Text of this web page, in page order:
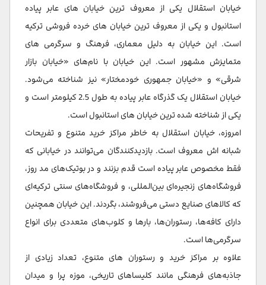
خیابان استقلال یکی از معروف ترین خیابان های عابر پیاده
استانبول و یکی از معروف ترین خیابان های خرده فروشی ترکیه
است. این خیابان به دلیل معماری، فرهنگ و سرگرمی های
متمایزش مشهور است. این خیابان با نام‌های «خیابان بازار
شرقی» و «خیابان جمهوری خودمختار» نیز شناخته می‌شود.
خیابان استقلال یک گذرگاه عابر پیاده به طول 2.5 کیلومتر است و
یکی از شناخته شده ترین خیابان های استانبول است.
امروزه، خیابان استقلال به خاطر مراکز خرید متنوع و تفریحات
شبانه اش معروف است. بازدیدکنندگان می‌توانند در خیابانی که
فقط مخصوص عابر پیاده است قدم بزنند و در بوتیک‌های مد روز،
فروشگاه‌های زنجیره‌ای بین‌المللی، و فروشگاه‌های سنتی ترکیه‌ای
که کالاهای صنایع دستی می‌فروشند، بگردند. این خیابان همچنین
دارای کافه‌ها، رستوران‌ها، بارها و کلوب‌های متعددی برای انواع
سرگرمی‌ها است.
علاوه بر مراکز خرید و رستوران های متنوع، تعداد زیادی از
جاذبه‌های فرهنگی مانند کلیساهای تاریخی، موزه پرا و میدان